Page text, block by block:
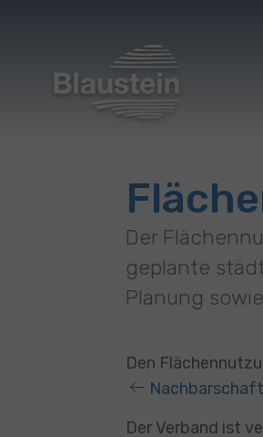
Der
geplante
Planung
Den
Der Verband ist